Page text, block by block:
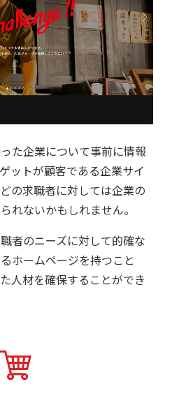
た企業について事前に情報
ットが顧客である企業サイ
の求職者に対しては企業の
れないかもしれません。
者のニーズに対して的確な
ホームページを持つこと
人材を確保することができ